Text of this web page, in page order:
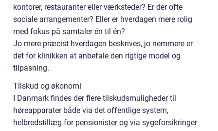
kontorer, restauranter eller værksteder? Er der ofte
sociale arrangementer? Eller er hverdagen mere rolig
med fokus på samtaler én til én?
Jo mere præcist hverdagen beskrives, jo nemmere er
det for klinikken at anbefale den rigtige model og
tilpasning.
Tilskud og økonomi
I Danmark findes der flere tilskudsmuligheder til
høreapparater både via det offentlige system,
helbredstillæg for pensionister og via sygeforsikringer